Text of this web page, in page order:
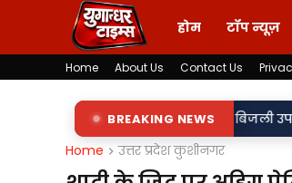
होम टॉप न्यूज़
Home About Us Contact Us
BREAKING NEWS
पर चल रहा पडरौना बिजली उपकेंद्र?• नाम में
Home उत्तर प्रदेश कुशीनगर